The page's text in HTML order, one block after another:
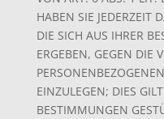
HABEN SIE JEDERZEIT
DIE SICH AUS IHRER
ERGEBEN, GEGEN DIE
EINZULEGEN; DIES
BESTIMMUNGEN